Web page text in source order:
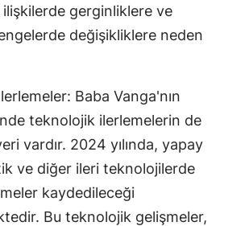
Malatya
Mardin
Muğla
Muş
ilişkilerde gerginliklere ve
değişikliklere neden
Baba Vanga'nın
teknolojik ilerlemelerin de
vardır. 2024 yılında, yapay
ve diğer ileri teknolojilerde
kaydedileceği
Bu teknolojik gelişmeler,